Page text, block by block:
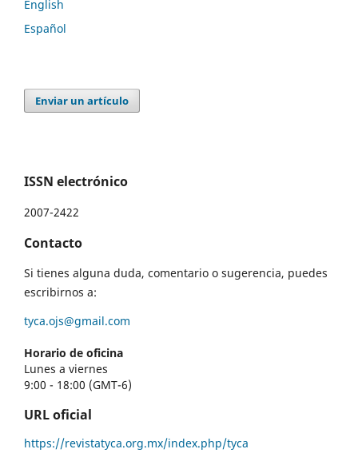
English
Español
Enviar un artículo
ISSN electrónico
2007-2422
Contacto
Si tienes alguna duda, comentario o sugerencia, puedes
escribirnos a:
tyca.ojs@gmail.com
Horario de oficina
Lunes a viernes
9:00 - 18:00 (GMT-6)
URL oficial
https://revistatyca.org.mx/index.php/tyca